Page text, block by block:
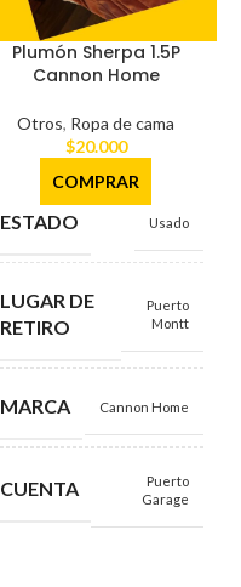
Plumón Sherpa 1.5P
Cannon Home
Otros, Ropa de cama
$20.000
COMPRAR
ESTADO Usado
LUGAR DE
RETIRO
Puerto
Montt
MARCA Cannon Home
CUENTA
Puerto
Garage